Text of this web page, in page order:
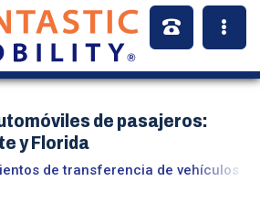
de pasajeros:
y Florida
de transferencia de vehículos